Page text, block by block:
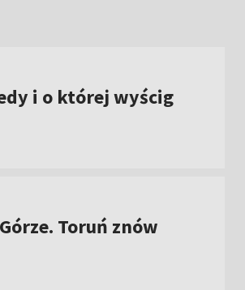
i o której wyścig
Toruń znów